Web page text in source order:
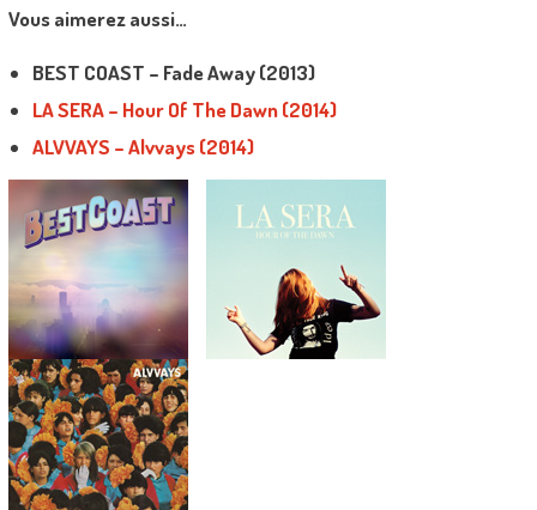
Vous aimerez aussi…
BEST COAST – Fade Away (2013)
LA SERA – Hour Of The Dawn (2014)
ALVVAYS – Alvvays (2014)